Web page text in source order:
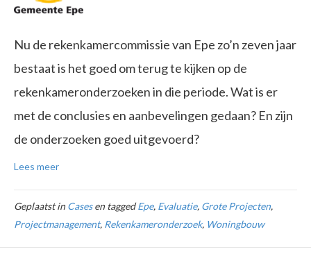
Nu de rekenkamercommissie van Epe zo’n zeven jaar
bestaat is het goed om terug te kijken op de
rekenkameronderzoeken in die periode. Wat is er
met de conclusies en aanbevelingen gedaan? En zijn
de onderzoeken goed uitgevoerd?
Lees meer
Geplaatst inCasesen taggedEpe, Evaluatie, Grote Projecten,
Projectmanagement, Rekenkameronderzoek, Woningbouw